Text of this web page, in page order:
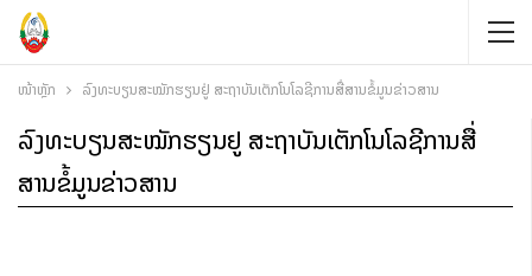
ໜ້າຫຼັກ ລົງທະບຽນສະໝັກຮຽນຢູ່ ສະຖາບັນເຕັກໂນໂລຊີການສື່ສານຂໍ້ມູນຂ່າວສານ
ລົງທະບຽນສະໝັກຮຽນຢູ່ ສະຖາບັນເຕັກໂນໂລຊີການສື່
ສານຂໍ້ມູນຂ່າວສານ